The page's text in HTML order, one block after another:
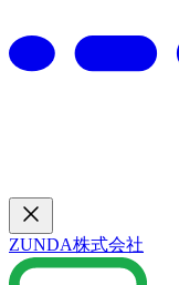
ZUNDA株式会社